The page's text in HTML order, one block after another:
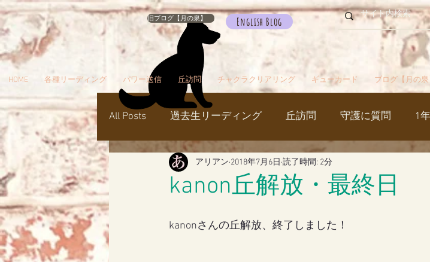
旧ブログ【月の泉】 English Blog
HOME 各種リーディング パワー送信 丘訪問 チャクラクリアリング ギューカード ブログ【月の泉
All Posts 過去生リーディング 丘訪問 守護に質問 1
パワー送信 冥界 天国 カルマパターン
kanon丘解放・最終日
アリアン 2018年7月6日 読了時間: 2分
kanonさんの丘解放、終了しました！